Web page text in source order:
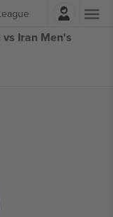
Iran Men's